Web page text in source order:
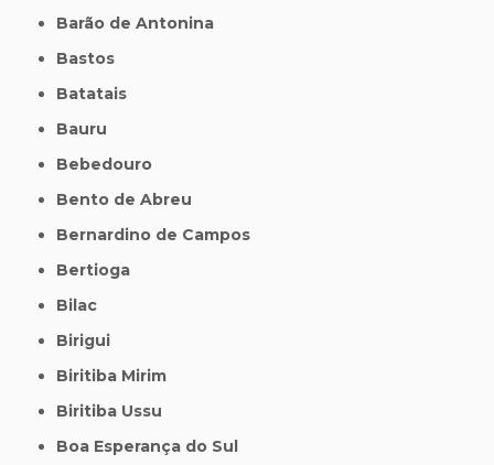
Barão de Antonina
Bastos
Batatais
Bauru
Bebedouro
Bento de Abreu
Bernardino de Campos
Bertioga
Bilac
Birigui
Biritiba Mirim
Biritiba Ussu
Boa Esperança do Sul